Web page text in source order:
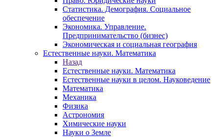
Статистика. Демография. Социальное
обеспечение
Экономика. Управление.
Предпринимательство (бизнес)
Экономическая и социальная география
Естественные науки. Математика
Назад
Естественные науки. Математика
Естественные науки в целом. Науковедение
Математика
Механика
Физика
Астрономия
Химические науки
Науки о Земле